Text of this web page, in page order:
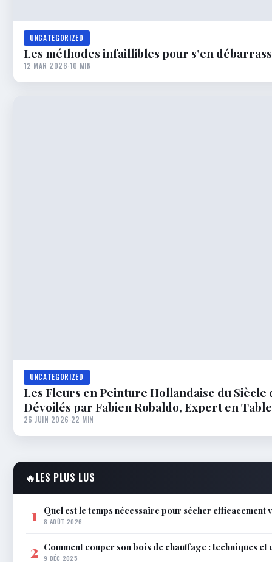
UNCATEGORIZED
Les méthodes infaillibles pour s’en
12 MAR 2026·10 MIN
UNCATEGORIZED
Les Fleurs en Peinture Hollandaise du Siècle
Dévoilés par Fabien Robaldo, Expert en
26 JUIN 2026·22 MIN
🔥LES PLUS LUS
1 Quel est le temps nécessaire pour sécher efficacement
8 AOÛT 2026
2 Comment couper son bois de chauffage : techniques et
9 DÉC 2025